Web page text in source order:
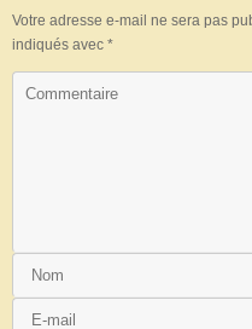
Votre adresse e-mail ne sera pas
indiqués avec *